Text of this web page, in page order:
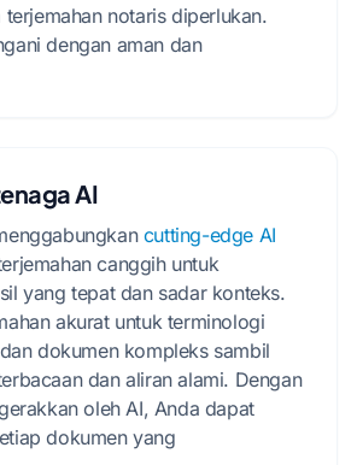
terjemahan notaris diperlukan.
dengan aman dan
AI
cutting-edge AI
canggih untuk
yang tepat dan sadar konteks.
akurat untuk terminologi
dokumen kompleks sambil
dan aliran alami. Dengan
oleh AI, Anda dapat
dokumen yang